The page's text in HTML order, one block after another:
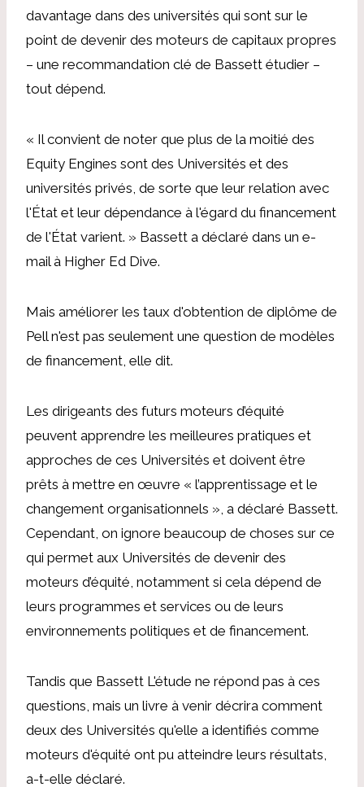
davantage dans des universités qui sont sur le
point de devenir des moteurs de capitaux propres
– une recommandation clé de Bassett étudier –
tout dépend.
« Il convient de noter que plus de la moitié des
Equity Engines sont des Universités et des
universités privés, de sorte que leur relation avec
l'État et leur dépendance à l'égard du financement
de l'État varient. » Bassett a déclaré dans un e-
mail à Higher Ed Dive.
Mais améliorer les taux d'obtention de diplôme de
Pell n'est pas seulement une question de modèles
de financement, elle dit.
Les dirigeants des futurs moteurs d’équité
peuvent apprendre les meilleures pratiques et
approches de ces Universités et doivent être
prêts à mettre en œuvre « l’apprentissage et le
changement organisationnels », a déclaré Bassett.
Cependant, on ignore beaucoup de choses sur ce
qui permet aux Universités de devenir des
moteurs d’équité, notamment si cela dépend de
leurs programmes et services ou de leurs
environnements politiques et de financement.
Tandis que Bassett L'étude ne répond pas à ces
questions, mais un livre à venir décrira comment
deux des Universités qu'elle a identifiés comme
moteurs d'équité ont pu atteindre leurs résultats,
a-t-elle déclaré.